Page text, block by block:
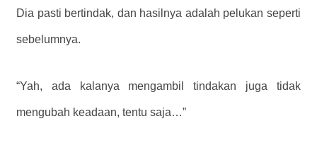
Dia pasti bertindak, dan hasilnya adalah pelukan seperti
sebelumnya.
“Yah, ada kalanya mengambil tindakan juga tidak
mengubah keadaan, tentu saja…”